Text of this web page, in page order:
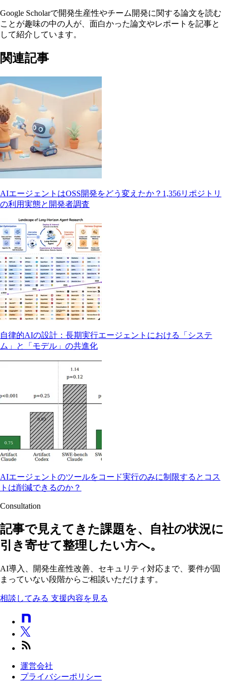
Google Scholarで開発生産性やチーム開発に関する論文を読む
ことが趣味の中の人が、面白かった論文やレポートを記事と
して紹介しています。
関連記事
AIエージェントはOSS開発をどう変えたか？1,356リポジトリ
の利用実態と開発者調査
自律的AIの設計：長期実行エージェントにおける「システ
ム」と「モデル」の共進化
AIエージェントのツールをコード実行のみに制限するとコス
トは削減できるのか？
Consultation
記事で見えてきた課題を、自社の状況に
引き寄せて整理したい方へ。
AI導入、開発生産性改善、セキュリティ対応まで、要件が固
まっていない段階からご相談いただけます。
相談してみる 支援内容を見る
運営会社
プライバシーポリシー